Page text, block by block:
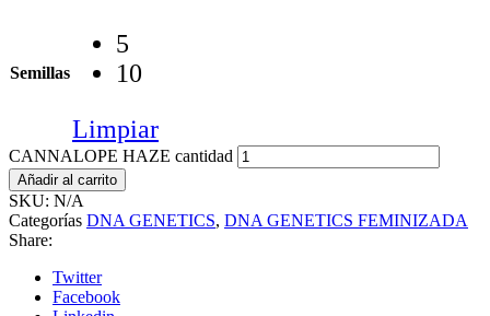
Semillas
5
10
Limpiar
CANNALOPE HAZE cantidad
Añadir al carrito
SKU: N/A
Categorías DNA GENETICS, DNA GENETICS FEMINIZADA
Share:
Twitter
Facebook